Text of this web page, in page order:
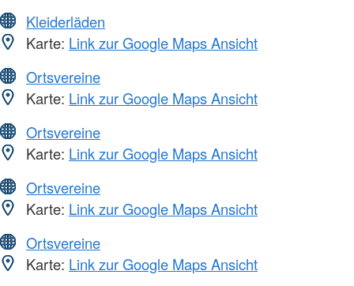
Kleiderläden
Karte: Link zur Google Maps Ansicht
Ortsvereine
Karte: Link zur Google Maps Ansicht
Ortsvereine
Karte: Link zur Google Maps Ansicht
Ortsvereine
Karte: Link zur Google Maps Ansicht
Ortsvereine
Karte: Link zur Google Maps Ansicht